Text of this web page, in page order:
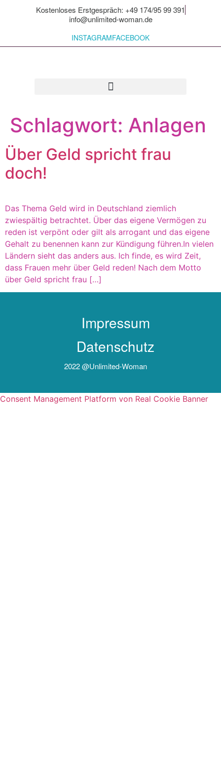
Kostenloses Erstgespräch: +49 174/95 99 391
info@unlimited-woman.de
INSTAGRAMFACEBOOK
Schlagwort: Anlagen
Über Geld spricht frau
doch!
Das Thema Geld wird in Deutschland ziemlich
zwiespältig betrachtet. Über das eigene Vermögen zu
reden ist verpönt oder gilt als arrogant und das eigene
Gehalt zu benennen kann zur Kündigung führen.In vielen
Ländern sieht das anders aus. Ich finde, es wird Zeit,
dass Frauen mehr über Geld reden! Nach dem Motto
über Geld spricht frau […]
Impressum
Datenschutz
2022 @unlimited-Woman
Consent Management Platform von Real Cookie Banner